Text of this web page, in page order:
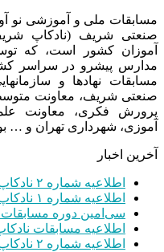
مسابقات ملی و آموزشی نو
صنعتی شریف (نادکاپ
آموزان کشور است، که
مدارس پیشرو در سراسر
مسابقات نهادها و
صنعتی شریف، معاونت
پرورش فکری، معاونت
آموزی، شهرداری تهران و …
آخرین اخبار
اطلاعیه شماره ۲ نادکاپ ۳۰ – ثبت‌نام
اطلاعیه شماره ۱ نادکاپ ۳۰ – قوانین
سی‌امین دوره مسابقات
اطلاعیه مسابقات نادکاپ
اطلاعیه شماره ۲ نادکاپ ۲۸ – ثبت‌نام